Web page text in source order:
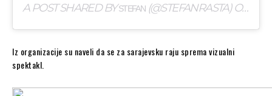
A POST SHARED BYSTEFAN(@STEFANRASTA) ON
Iz organizacije su naveli da se za sarajevsku raju sprema vizualni
spektakl.